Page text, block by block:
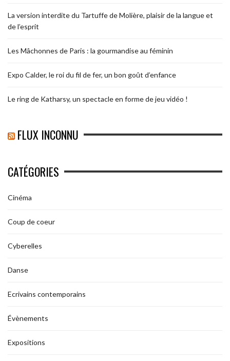
La version interdite du Tartuffe de Molière, plaisir de la langue et
de l’esprit
Les Mâchonnes de Paris : la gourmandise au féminin
Expo Calder, le roi du fil de fer, un bon goût d’enfance
Le ring de Katharsy, un spectacle en forme de jeu vidéo !
FLUX INCONNU
CATÉGORIES
Cinéma
Coup de coeur
Cyberelles
Danse
Ecrivains contemporains
Évènements
Expositions